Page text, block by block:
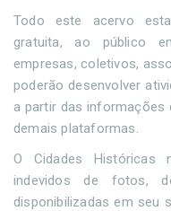
Todo este acervo
gratuita, ao público
empresas, coletivos,
poderão desenvolver
a partir das informações
demais plataformas.
O Cidades Históricas
indevidos de fotos,
disponibilizadas em seu